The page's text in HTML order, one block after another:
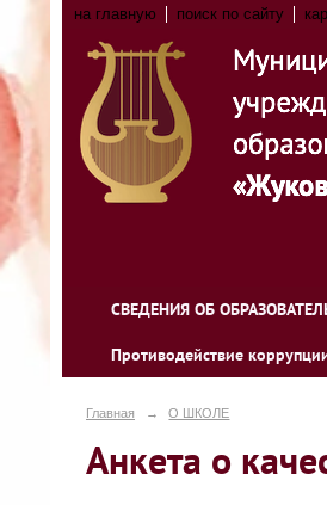
на главную поиск по сайту
СВЕДЕНИЯ ОБ
Противодействие
Главная → О ШКОЛЕ
Анкета о